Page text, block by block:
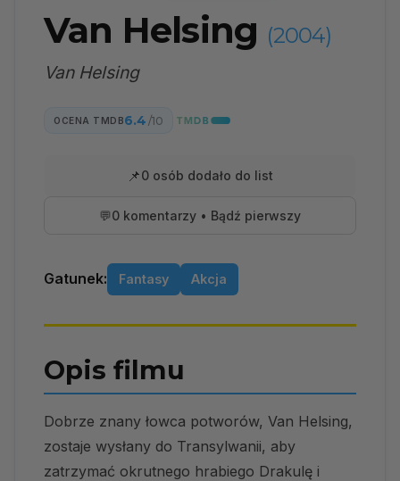
Van Helsing (2004)
Van Helsing
OCENA TMDB6.4 /10
📌0 osób dodało do list
💬0 komentarzy • Bądź pierwszy
Gatunek: Fantasy Akcja
Opis filmu
Dobrze znany łowca potworów, Van Helsing,
zostaje wysłany do Transylwanii, aby
zatrzymać okrutnego hrabiego Drakulę i